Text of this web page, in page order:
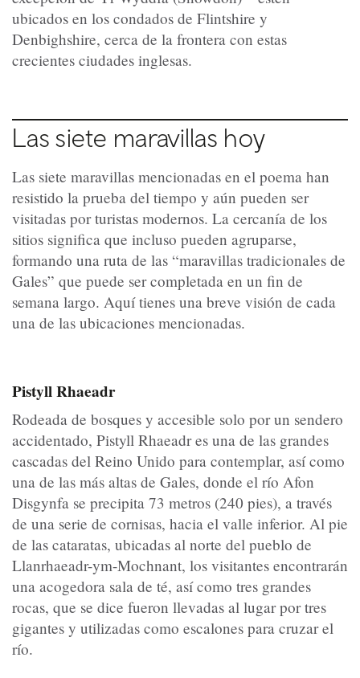
ubicados en los condados de Flintshire y
Denbighshire, cerca de la frontera con estas
crecientes ciudades inglesas.
Las siete maravillas hoy
Las siete maravillas mencionadas en el poema han
resistido la prueba del tiempo y aún pueden ser
visitadas por turistas modernos. La cercanía de los
sitios significa que incluso pueden agruparse,
formando una ruta de las “maravillas tradicionales de
Gales” que puede ser completada en un fin de
semana largo. Aquí tienes una breve visión de cada
una de las ubicaciones mencionadas.
Pistyll Rhaeadr
Rodeada de bosques y accesible solo por un sendero
accidentado, Pistyll Rhaeadr es una de las grandes
cascadas del Reino Unido para contemplar, así como
una de las más altas de Gales, donde el río Afon
Disgynfa se precipita 73 metros (240 pies), a través
de una serie de cornisas, hacia el valle inferior. Al pie
de las cataratas, ubicadas al norte del pueblo de
Llanrhaeadr-ym-Mochnant, los visitantes encontrarán
una acogedora sala de té, así como tres grandes
rocas, que se dice fueron llevadas al lugar por tres
gigantes y utilizadas como escalones para cruzar el
río.